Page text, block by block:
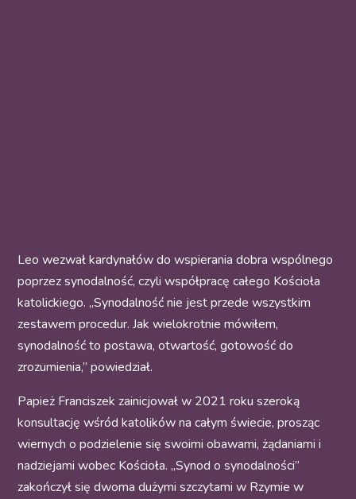
Leo wezwał kardynałów do wspierania dobra wspólnego
poprzez synodalność, czyli współpracę całego Kościoła
katolickiego. „Synodalność nie jest przede wszystkim
zestawem procedur. Jak wielokrotnie mówiłem,
synodalność to postawa, otwartość, gotowość do
zrozumienia,” powiedział.
Papież Franciszek zainicjował w 2021 roku szeroką
konsultację wśród katolików na całym świecie, prosząc
wiernych o podzielenie się swoimi obawami, żądaniami i
nadziejami wobec Kościoła. „Synod o synodalności”
zakończył się dwoma dużymi szczytami w Rzymie w